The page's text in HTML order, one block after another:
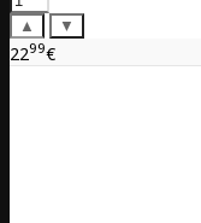
▲ ▼
2299€